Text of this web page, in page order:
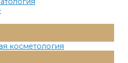
Меню
косметология